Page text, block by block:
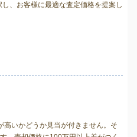
し、お客様に最適な査定価格を提案し
いかどうか見当が付きません。そ